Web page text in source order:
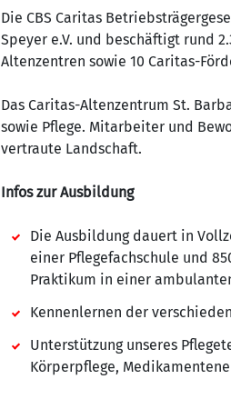
Die CBS Caritas
Speyer e.V. und beschäftigt rund
Altenzentren sowie 10 Caritas-
Das Caritas-Altenzentrum St.
sowie Pflege. Mitarbeiter und
vertraute Landschaft.
Infos zur Ausbildung
Die Ausbildung dauert in
einer Pflegefachschule und
Praktikum in einer
Kennenlernen der
Unterstützung unseres
Körperpflege,